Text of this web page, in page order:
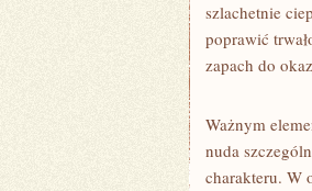
szlachetnie
poprawić
zapach do
Ważnym
nuda
charakteru. W